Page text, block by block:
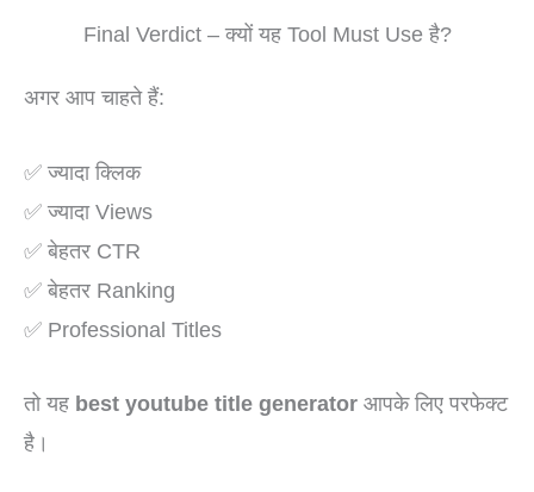
Final Verdict – क्यों यह Tool Must Use है?
अगर आप चाहते हैं:
✅ ज्यादा क्लिक
✅ ज्यादा Views
✅ बेहतर CTR
✅ बेहतर Ranking
✅ Professional Titles
तो यह best youtube title generator आपके लिए परफेक्ट
है।